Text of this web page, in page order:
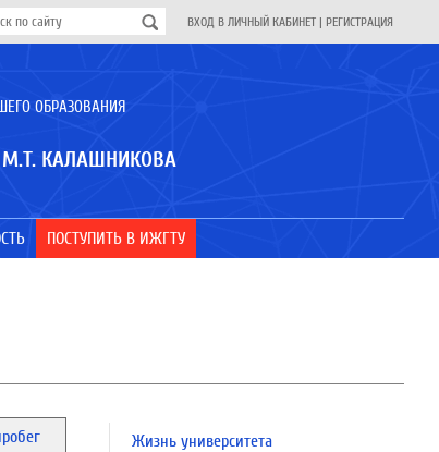
ВХОД В ЛИЧНЫЙ КАБИНЕТ | РЕГИСТРАЦИЯ
ОБРАЗОВАНИЯ
М.Т. КАЛАШНИКОВА
ПОСТУПИТЬ В ИЖГТУ
Жизнь университета